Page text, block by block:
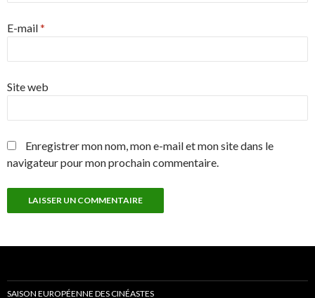
E-mail*
Site web
Enregistrer mon nom, mon e-mail et mon site dans le
navigateur pour mon prochain commentaire.
SAISON EUROPÉENNE DES CINÉASTES